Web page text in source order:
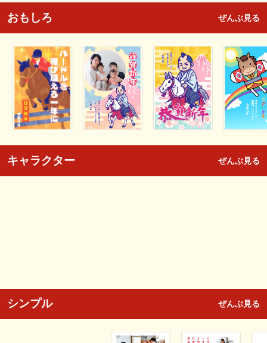
おもしろ ぜんぶ見る
キャラクター ぜんぶ見る
シンプル ぜんぶ見る